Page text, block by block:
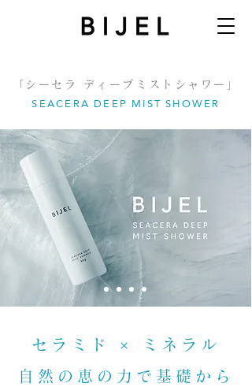
​「シーセラ ディープミストシャワー」
SEACERA DEEP MIST SHOWER
セラミド × ミネラル
自然の恵の力で基礎から